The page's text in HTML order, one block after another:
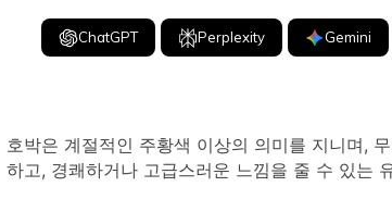
ChatGPT Perplexity Gemini
호박은 계절적인 주황색 이상의 의미를 지니며,
하고, 경쾌하거나 고급스러운 느낌을 줄 수 있는